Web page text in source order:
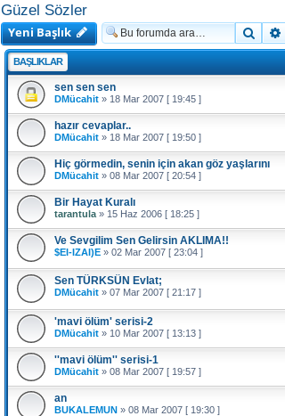
Güzel Sözler
Yeni Başlık
Ara
BAŞLIKLAR
sen sen sen
DMücahit » 18 Mar 2007 [ 19:45 ]
hazır cevaplar..
DMücahit » 18 Mar 2007 [ 19:50 ]
Hiç görmedin, senin için akan göz yaşlarını
DMücahit » 08 Mar 2007 [ 20:54 ]
Bir Hayat Kuralı
tarantula » 15 Haz 2006 [ 18:25 ]
Ve Sevgilim Sen Gelirsin AKLIMA!!
$EI-IZAI)E » 02 Mar 2007 [ 23:04 ]
Sen TÜRKSÜN Evlat;
DMücahit » 07 Mar 2007 [ 21:17 ]
'mavi ölüm' serisi-2
DMücahit » 10 Mar 2007 [ 13:13 ]
''mavi ölüm'' serisi-1
DMücahit » 08 Mar 2007 [ 19:57 ]
an
BUKALEMUN » 08 Mar 2007 [ 19:30 ]